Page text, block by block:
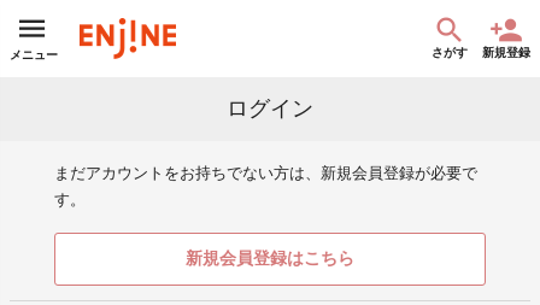
メニュー さがす 新規登録
ログイン
まだアカウントをお持ちでない方は、新規会員登録が必要で
す。
新規会員登録はこちら